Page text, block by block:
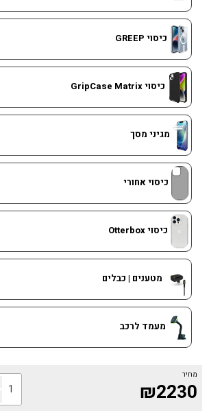
כיסוי GREEP
כיסוי GripCase Matrix
מגיני מסך
כיסוי אחורי
כיסוי Otterbox
מטענים | כבלים
מעמד לרכב
מחיר
₪2230